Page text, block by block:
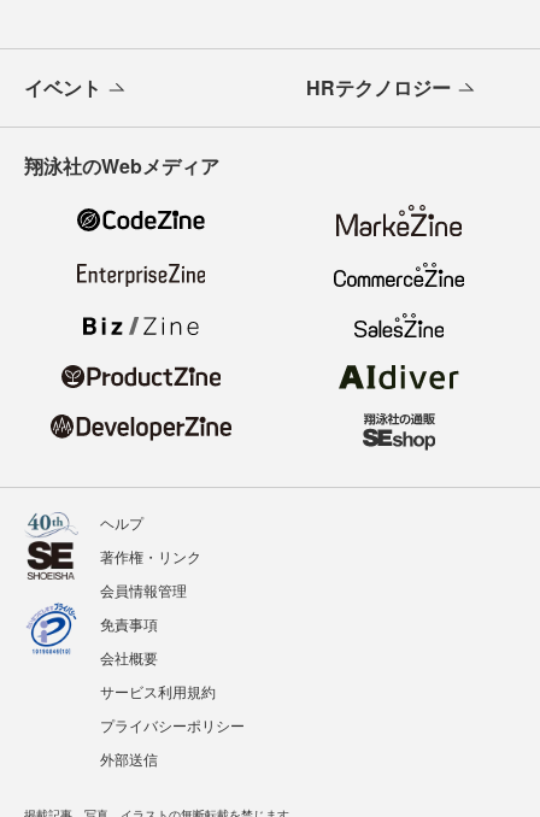
イベント HRテクノロジー
翔泳社のWebメディア
ヘルプ
著作権・リンク
会員情報管理
免責事項
会社概要
サービス利用規約
プライバシーポリシー
外部送信